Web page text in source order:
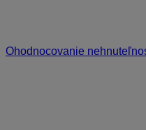
Ohodnocovanie